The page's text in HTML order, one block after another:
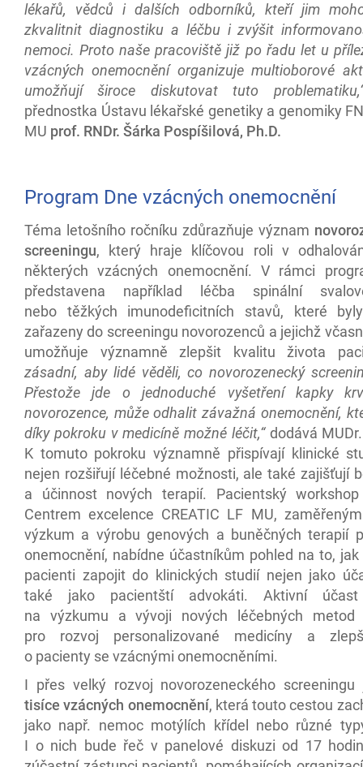
lékařů, vědců i dalších odborníků, kteří jim
zkvalitnit diagnostiku a léčbu i zvýšit
nemoci. Proto naše pracoviště již po řadu let u
vzácných onemocnění organizuje multioborové
umožňují široce diskutovat tuto
přednostka Ústavu lékařské genetiky a genomiky
MU prof. RNDr. Šárka Pospíšilová, Ph.D.
Program Dne vzácných onemocnění
Téma letošního ročníku zdůrazňuje význam
screeningu, který hraje klíčovou roli v
některých vzácných onemocnění. V rámci
představena například léčba spinální
nebo těžkých imunodeficitních stavů, které
zařazeny do screeningu novorozenců a jejichž
umožňuje významně zlepšit kvalitu života
zásadní, aby lidé věděli, co novorozenecký
Přestože jde o jednoduché vyšetření kapky
novorozence, může odhalit závažná onemocnění,
díky pokroku v medicíně možné léčit,“dodává
K tomuto pokroku významně přispívají klinické
nejen rozšiřují léčebné možnosti, ale také zajišťují
a účinnost nových terapií. Pacientský
Centrem excelence CREATIC LF MU,
výzkum a výrobu genových a buněčných terapií
onemocnění, nabídne účastníkům pohled na to,
pacienti zapojit do klinických studií nejen jako
také jako pacientští advokáti. Aktivní účast
na výzkumu a vývoji nových léčebných metod
pro rozvoj personalizované medicíny a
o pacienty se vzácnými onemocněními.
I přes velký rozvoj novorozeneckého
tisíce vzácných onemocnění, která touto cestou
jako např. nemoc motýlích křídel nebo různé
I o nich bude řeč v panelové diskuzi od 17